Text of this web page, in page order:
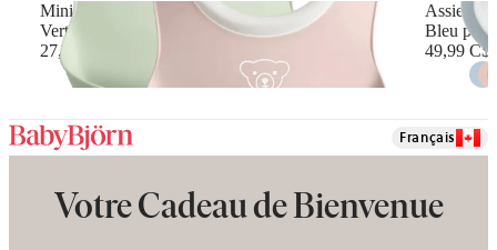
Mini Bavoir, lot de 2
Vert pastel/Rose pastel
27,99 C$
Assiette,
Bleu
49,99 C$
Français
Votre Cadeau de Bienvenue